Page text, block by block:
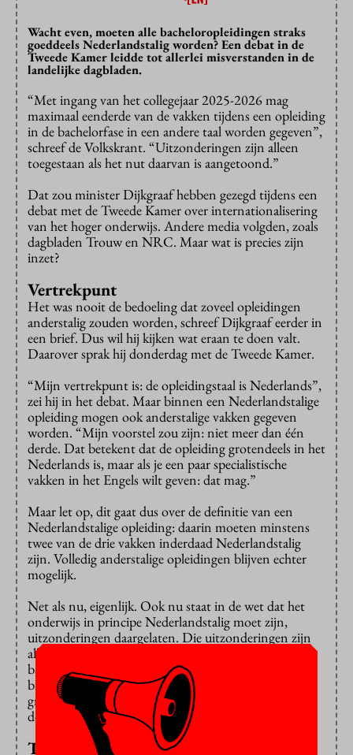
Wacht even, moeten alle bacheloropleidingen straks
goeddeels Nederlandstalig worden? Een debat in de
Tweede Kamer leidde tot allerlei misverstanden in de
landelijke dagbladen.
“Met ingang van het collegejaar 2025-2026 mag
maximaal eenderde van de vakken tijdens een opleiding
in de bachelorfase in een andere taal worden gegeven”,
schreef de Volkskrant. “Uitzonderingen zijn alleen
toegestaan als het nut daarvan is aangetoond.”
Dat zou minister Dijkgraaf hebben gezegd tijdens een
debat met de Tweede Kamer over internationalisering
van het hoger onderwijs. Andere media volgden, zoals
dagbladen Trouw en NRC. Maar wat is precies zijn
inzet?
Vertrekpunt
Het was nooit de bedoeling dat zoveel opleidingen
anderstalig zouden worden, schreef Dijkgraaf eerder in
een brief. Dus wil hij kijken wat eraan te doen valt.
Daarover sprak hij donderdag met de Tweede Kamer.
“Mijn vertrekpunt is: de opleidingstaal is Nederlands”,
zei hij in het debat. Maar binnen een Nederlandstalige
opleiding mogen ook anderstalige vakken gegeven
worden. “Mijn voorstel zou zijn: niet meer dan één
derde. Dat betekent dat de opleiding grotendeels in het
Nederlands is, maar als je een paar specialistische
vakken in het Engels wilt geven: dat mag.”
Maar let op, dit gaat dus over de definitie van een
Nederlandstalige opleiding: daarin moeten minstens
twee van de drie vakken inderdaad Nederlandstalig
zijn. Volledig anderstalige opleidingen blijven echter
mogelijk.
Net als nu, eigenlijk. Ook nu staat in de wet dat het
onderwijs in principe Nederlandstalig moet zijn,
uitzonderingen daargelaten. Die uitzonderingen zijn
alleen zo ruim geformuleerd, dat er in de praktijk geen
barrière is om een opleiding in het Engels aan te
bieden. Zoals Dijkgraaf het zegt: “Er is een enorm
groot gat in dat net geknipt en daar zwemt iedereen
doorheen.”
Toets bachelors